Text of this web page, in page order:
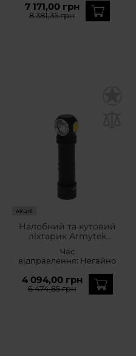
7 171,00 грн
8 381,35 грн
АКЦІЯ
Налобний та кутовий
ліхтарик Armytek
Warm PCB - 3870
люменів
Час
відправлення: Негайно
4 094,00 грн
6 474,85 грн